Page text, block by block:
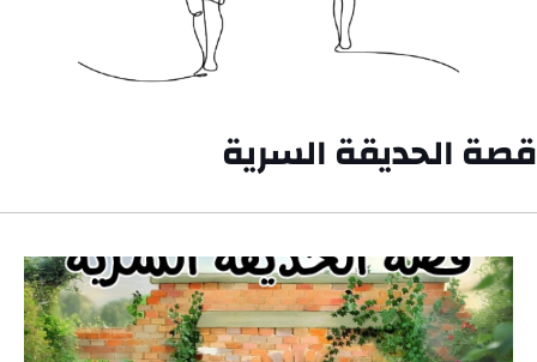
قصة الحديقة السرية